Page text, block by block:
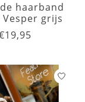
haarband
grijs